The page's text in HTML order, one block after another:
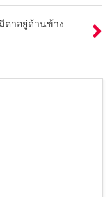
ตาอยู่ด้านข้าง